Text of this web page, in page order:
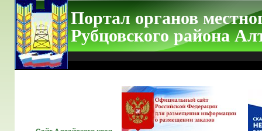
Портал органов
Рубцовского района